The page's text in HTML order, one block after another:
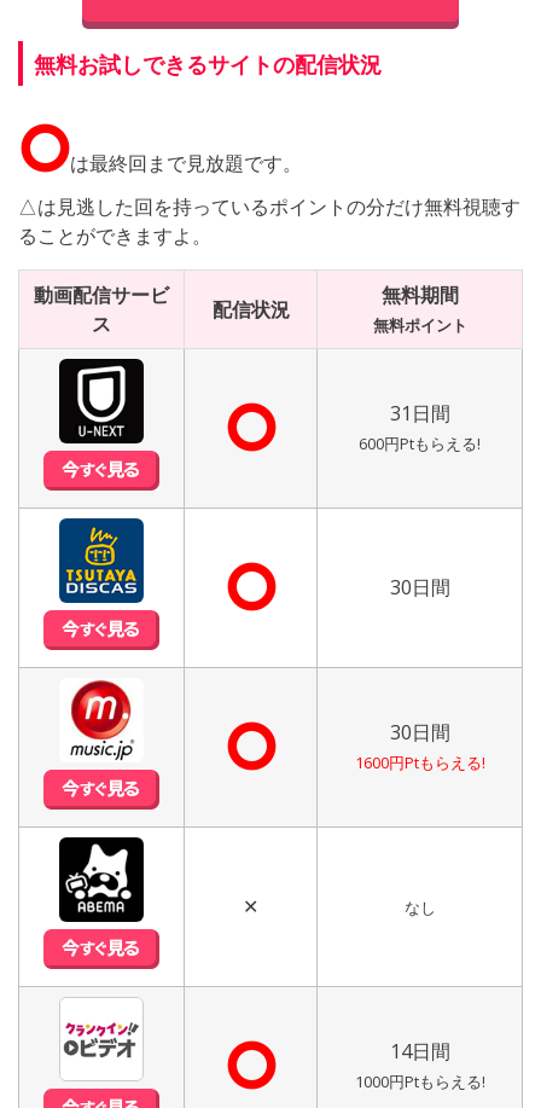
無料お試しできるサイトの配信状況
⭘は最終回まで見放題です。
△は見逃した回を持っているポイントの分だけ無料視聴す
ることができますよ。
動画配信サービ
ス
配信状況
無料期間
無料ポイント
⭘ 31日間
600円Ptもらえる!
⭘ 30日間
⭘ 30日間
1600円Ptもらえる!
✕ なし
⭘ 14日間
1000円Ptもらえる!